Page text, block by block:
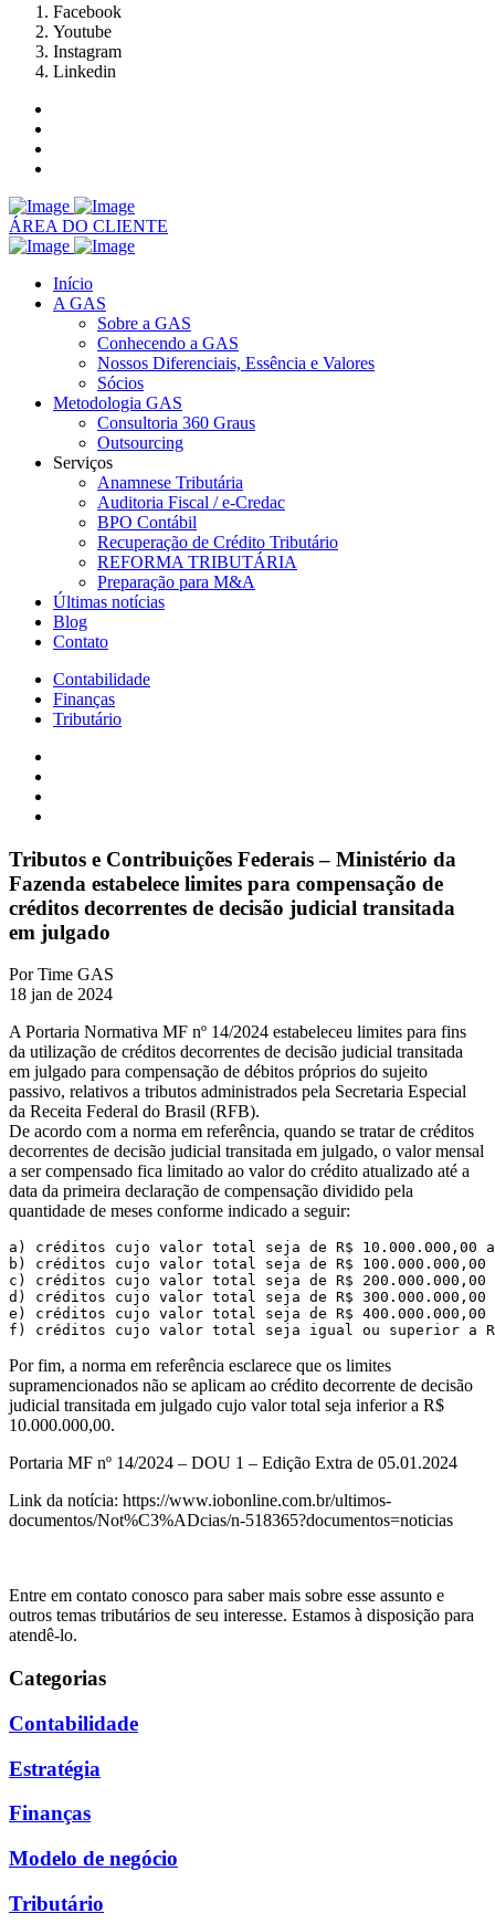
Facebook
Youtube
Instagram
Linkedin
ÁREA DO CLIENTE
Início
A GAS
Sobre a GAS
Conhecendo a GAS
Nossos Diferenciais, Essência e Valores
Sócios
Metodologia GAS
Consultoria 360 Graus
Outsourcing
Serviços
Anamnese Tributária
Auditoria Fiscal / e-Credac
BPO Contábil
Recuperação de Crédito Tributário
REFORMA TRIBUTÁRIA
Preparação para M&A
Últimas notícias
Blog
Contato
Contabilidade
Finanças
Tributário
Tributos e Contribuições Federais – Ministério da
Fazenda estabelece limites para compensação de
créditos decorrentes de decisão judicial transitada
em julgado
PorTime GAS
18 jan de 2024
A Portaria Normativa MF nº 14/2024 estabeleceu limites para fins
da utilização de créditos decorrentes de decisão judicial transitada
em julgado para compensação de débitos próprios do sujeito
passivo, relativos a tributos administrados pela Secretaria Especial
da Receita Federal do Brasil (RFB).
De acordo com a norma em referência, quando se tratar de créditos
decorrentes de decisão judicial transitada em julgado, o valor mensal
a ser compensado fica limitado ao valor do crédito atualizado até a
data da primeira declaração de compensação dividido pela
quantidade de meses conforme indicado a seguir:
a) créditos cujo valor total seja de R$ 10.000.000,00 a
b) créditos cujo valor total seja de R$ 100.000.000,00 a
c) créditos cujo valor total seja de R$ 200.000.000,00 e
d) créditos cujo valor total seja de R$ 300.000.000,00 e
e) créditos cujo valor total seja de R$ 400.000.000,00 a
f) créditos cujo valor total seja igual ou superior a R$
Por fim, a norma em referência esclarece que os limites
supramencionados não se aplicam ao crédito decorrente de decisão
judicial transitada em julgado cujo valor total seja inferior a R$
10.000.000,00.
Portaria MF nº 14/2024 – DOU 1 – Edição Extra de 05.01.2024
Link da notícia: https://www.iobonline.com.br/ultimos-
documentos/Not%C3%ADcias/n-518365?documentos=noticias
Entre em contato conosco para saber mais sobre esse assunto e
outros temas tributários de seu interesse. Estamos à disposição para
atendê-lo.
Categorias
Contabilidade
Estratégia
Finanças
Modelo de negócio
Tributário